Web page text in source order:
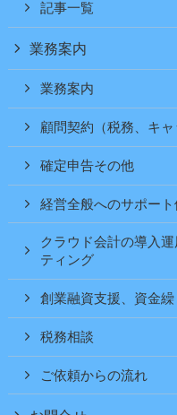
記事一覧
業務案内
業務案内
顧問契約（税務、キャ
確定申告その他
経営全般へのサポー
クラウド会計の導入
ティング
創業融資支援、資金
税務相談
ご依頼からの流れ